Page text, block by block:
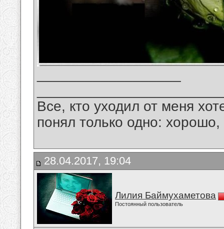
Все, кто уходил от меня
понял только одно:
28.04.2017, 19:04
Лилия Баймухаметова
Постоянный пользователь